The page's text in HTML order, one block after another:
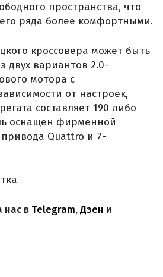
пространства, что
ряда более комфортными.
кроссовера может быть
двух вариантов 2.0-
мотора с
от настроек,
составляет 190 либо
оснащен фирменной
Quattro и 7-
нас в Telegram,Дзен и